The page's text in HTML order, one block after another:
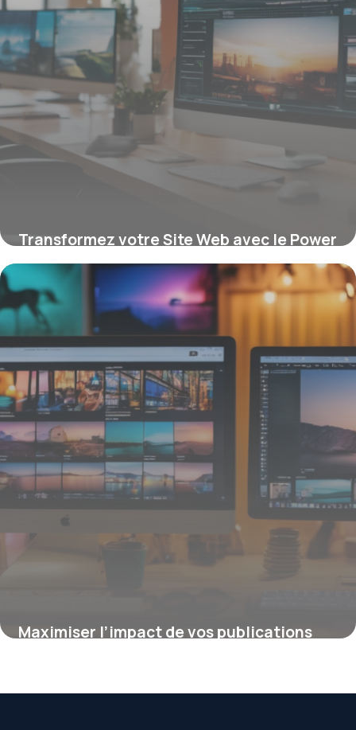
Transformez votre Site Web avec le Power
Slider : Comment le Carrousel HTML
Maximise l’Engagement et la Performance
16 juin 2026
Maximiser l’impact de vos publications